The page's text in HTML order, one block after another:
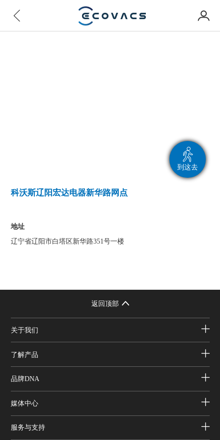
到这去
科沃斯辽阳宏达电器新华路网点
地址
辽宁省辽阳市白塔区新华路351号一楼
返回顶部
关于我们
了解产品
品牌DNA
媒体中心
服务与支持